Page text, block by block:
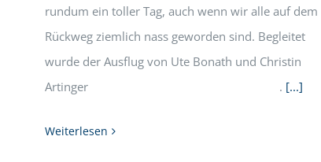
rundum ein toller Tag, auch wenn wir alle auf dem
Rückweg ziemlich nass geworden sind. Begleitet
wurde der Ausflug von Ute Bonath und Christin
Artinger . [...]
Weiterlesen